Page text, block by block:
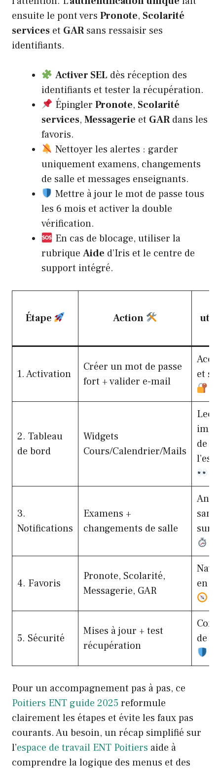
ensuite le pont vers Pronote, Scolarité
services et GARsans ressaisir ses
identifiants.
Activer SEL dès réception des
identifiants et tester la récupération.
Épingler Pronote, Scolarité
services, Messagerie et GARdans les
favoris.
Nettoyer les alertes : garder
uniquement examens, changements
de salle et messages enseignants.
Mettre à jour le mot de passe tous
les 6 mois et activer la double
vérification.
En cas de blocage, utiliser la
rubrique Aide d’Iris et le centre de
support intégré.
Étape Action
1. Activation
Créer un mot de passe
fort + valider e-mail
et
2. Tableau
de bord
Widgets
Cours/Calendrier/Mails
de
3.
Notifications
Examens +
changements de salle
sans
4. Favoris
Pronote, Scolarité,
Messagerie, GAR
en 2
5. Sécurité
Mises à jour + test
récupération
de
Pour un accompagnement pas à pas, ce
Poitiers ENT guide 2025 reformule
clairement les étapes et évite les faux pas
courants. Au besoin, un récap simplifié sur
l’espace de travail ENT Poitiers aide à
comprendre la logique des menus et des